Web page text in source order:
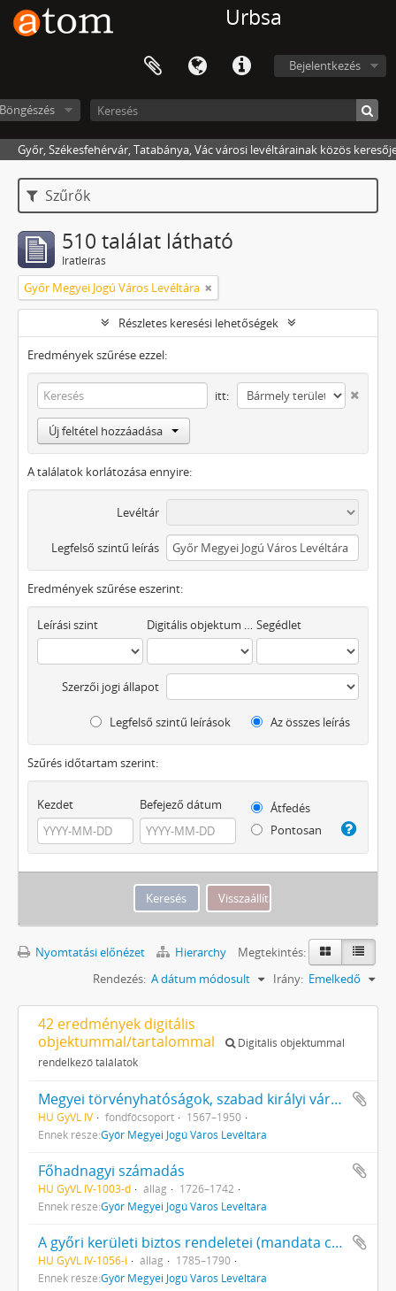
Urbsa
Bejelentkezés
Győr, Székesfehérvár, Tatabánya, Vác városi levéltárainak közös
Szűrők
510 találat látható
Iratleírás
Győr Megyei Jogú Város Levéltára
Részletes keresési lehetőségek
Eredmények szűrése ezzel:
itt:
Új feltétel hozzáadása
A találatok korlátozása ennyire:
Levéltár
Legfelső szintű leírás
Eredmények szűrése eszerint:
Leírási szint Digitális objektum áll rendelkezésre Segédlet
Szerzői jogi állapot
Legfelső szintű leírások Az összes leírás
Szűrés időtartam szerint:
Kezdet Befejező dátum
Átfedés
Pontosan
Nyomtatási előnézet Hierarchy
Megtekintés:
Rendezés: A dátum módosult Irány: Emelkedő
42 eredmények digitális
objektummal/tartalommal
Digitális objektummal
rendelkező találatok
Megyei törvényhatóságok, szabad királyi városok és törvényhatósági jogú városok
HU GyVL IV fondfőcsoport
1567–1950
Ennek része:Győr Megyei Jogú Város Levéltára
Főhadnagyi számadás
HU GyVL IV-1003-d állag
1726–1742
Ennek része:Győr Megyei Jogú Város Levéltára
A győri kerületi biztos rendeletei (mandata comissarii regii Jauriensis)
HU GyVL IV-1056-i állag
1785–1790
Ennek része:Győr Megyei Jogú Város Levéltára